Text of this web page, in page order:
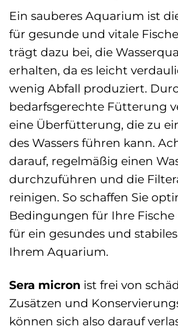
Ein sauberes Aquarium ist
für gesunde und vitale
trägt dazu bei, die
erhalten, da es leicht
wenig Abfall produziert.
bedarfsgerechte Fütterung
eine Überfütterung, die zu
des Wassers führen kann.
darauf, regelmäßig einen
durchzuführen und die
reinigen. So schaffen Sie
Bedingungen für Ihre Fische
für ein gesundes und
Ihrem Aquarium.
Sera micron ist frei von
Zusätzen und
können sich also darauf